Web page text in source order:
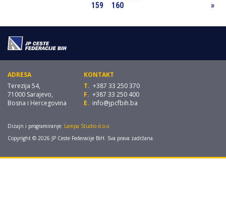
159
160 »
ADRESA
Terezija 54,
71000 Sarajevo,
Bosna i Hercegovina
KONTAKT
T. +387 33 250 370
F. +387 33 250 400
E. info@jpcfbih.ba
Dizajn i programiranje: Lampa Studio d.o.o.
Copyright © 2026 JP Ceste Federacije BiH. Sva prava zadržana.